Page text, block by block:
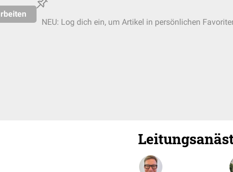
NEU: Log dich ein, um Artikel in persönlichen